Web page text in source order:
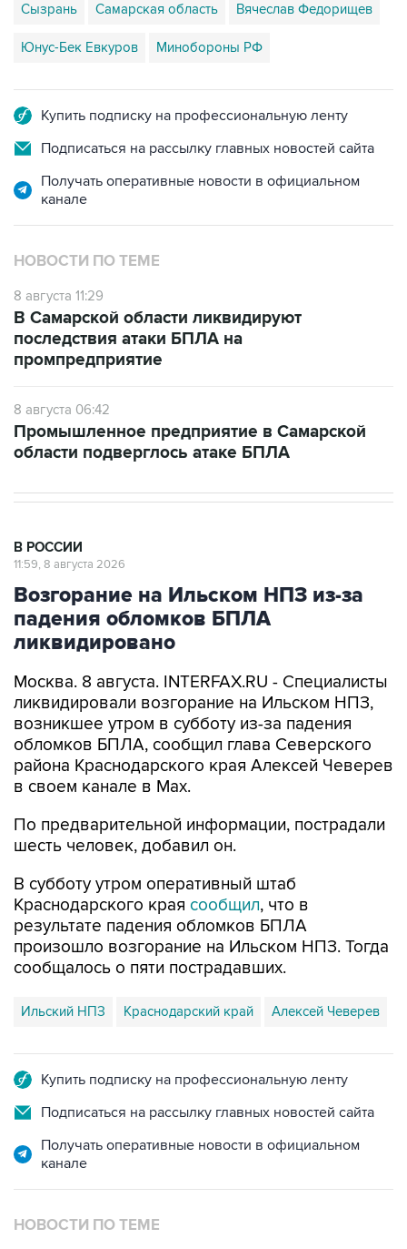
Сызрань Самарская область Вячеслав Федорищев
Юнус-Бек Евкуров Минобороны РФ
Купить подписку на профессиональную ленту
Подписаться на рассылку главных новостей сайта
Получать оперативные новости в официальном
канале
НОВОСТИ ПО ТЕМЕ
8 августа 11:29
В Самарской области ликвидируют
последствия атаки БПЛА на
промпредприятие
8 августа 06:42
Промышленное предприятие в Самарской
области подверглось атаке БПЛА
В РОССИИ
11:59, 8 августа 2026
Возгорание на Ильском НПЗ из-за
падения обломков БПЛА
ликвидировано
Москва. 8 августа. INTERFAX.RU - Специалисты
ликвидировали возгорание на Ильском НПЗ,
возникшее утром в субботу из-за падения
обломков БПЛА, сообщил глава Северского
района Краснодарского края Алексей Чеверев
в своем канале в Max.
По предварительной информации, пострадали
шесть человек, добавил он.
В субботу утром оперативный штаб
Краснодарского края сообщил, что в
результате падения обломков БПЛА
произошло возгорание на Ильском НПЗ. Тогда
сообщалось о пяти пострадавших.
Ильский НПЗ Краснодарский край Алексей Чеверев
Купить подписку на профессиональную ленту
Подписаться на рассылку главных новостей сайта
Получать оперативные новости в официальном
канале
НОВОСТИ ПО ТЕМЕ